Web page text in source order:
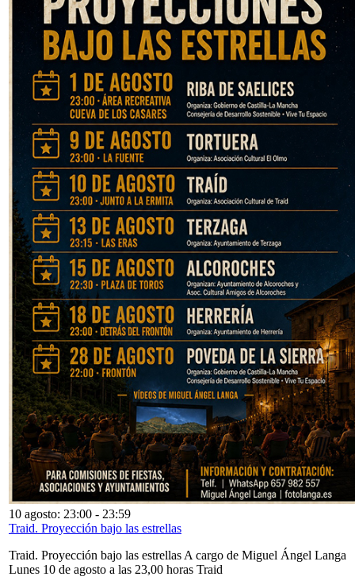
10 agosto: 23:00 - 23:59
Traid. Proyección bajo las estrellas
Traid. Proyección bajo las estrellas A cargo de Miguel Ángel Langa
Lunes 10 de agosto a las 23,00 horas Traid